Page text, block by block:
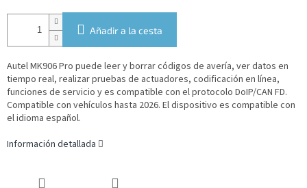
Añadir a la cesta
Autel MK906 Pro puede leer y borrar códigos de avería, ver datos en
tiempo real, realizar pruebas de actuadores, codificación en línea,
funciones de servicio y es compatible con el protocolo DoIP/CAN FD.
Compatible con vehículos hasta 2026. El dispositivo es compatible con
el idioma español.
Información detallada